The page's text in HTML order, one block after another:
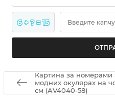
6 + ? = 15 Введите
Картина за
модних окулярах на
см (AV4040-58)